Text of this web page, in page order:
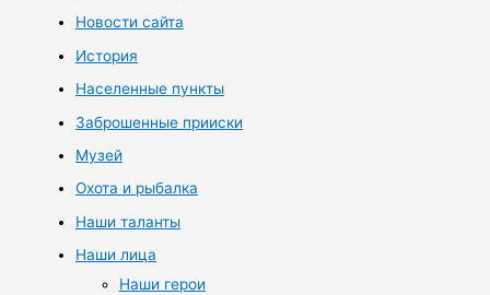
Новости сайта
История
Населенные пункты
Заброшенные прииски
Музей
Охота и рыбалка
Наши таланты
Наши лица
Наши герои